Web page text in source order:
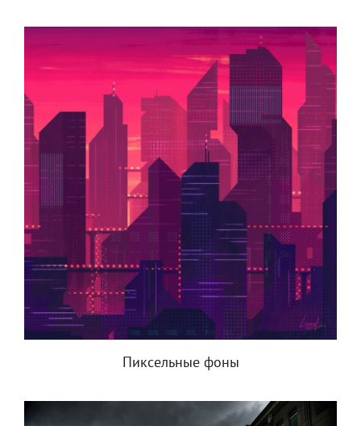
Пиксельные фоны